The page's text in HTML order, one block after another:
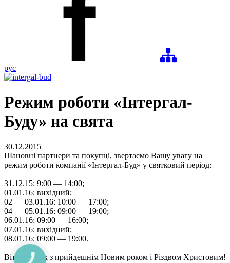
рус
Режим роботи «Інтергал-
Буду» на свята
30.12.2015
Шановні партнери та покупці, звертаємо Вашу увагу на
режим роботи компанії «Інтергал-Буд» у святковий період:
31.12.15: 9:00 — 14:00;
01.01.16: вихідний;
02 — 03.01.16: 10:00 — 17:00;
04 — 05.01.16: 09:00 — 19:00;
06.01.16: 09:00 — 16:00;
07.01.16: вихідний;
08.01.16: 09:00 — 19:00.
Вітаємо усіх з прийдешнім Новим роком і Різдвом Христовим!